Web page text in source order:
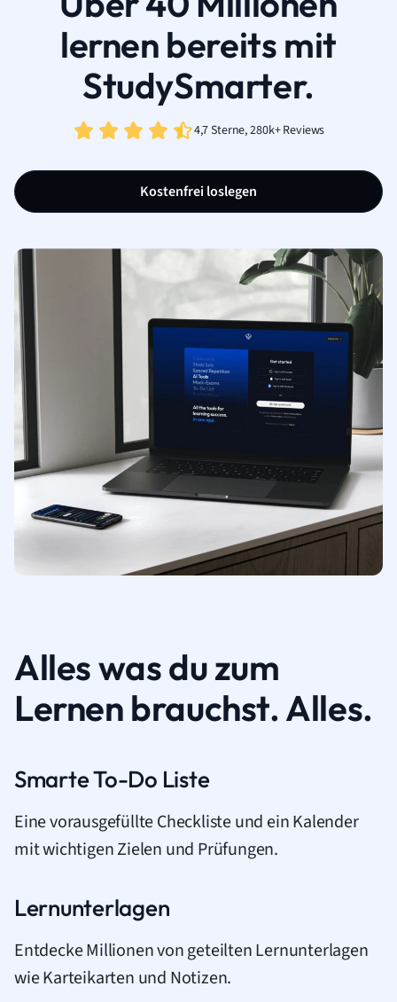
lernen bereits mit
StudySmarter.
4,7 Sterne, 280k+ Reviews
Kostenfrei loslegen
Alles was du zum
Lernen brauchst. Alles.
Smarte To-Do Liste
Eine vorausgefüllte Checkliste und ein Kalender
mit wichtigen Zielen und Prüfungen.
Lernunterlagen
Entdecke Millionen von geteilten Lernunterlagen
wie Karteikarten und Notizen.